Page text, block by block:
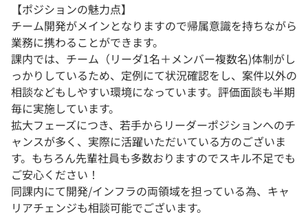
【ポジションの魅力点】
チーム開発がメインとなりますので帰属意識を持ちながら
業務に携わることができます。
課内では、チーム（リーダ1名＋メンバー複数名)体制がし
っかりしているため、定例にて状況確認をし、案件以外の
相談などもしやすい環境になっています。評価面談も半期
毎に実施しています。
拡大フェーズにつき、若手からリーダーポジションへのチ
ャンスが多く、実際に活躍いただいている方のございま
す。もちろん先輩社員も多数おりますのでスキル不足でも
ご安心ください！
同課内にて開発/インフラの両領域を担っている為、キャ
リアチェンジも相談可能でございます。